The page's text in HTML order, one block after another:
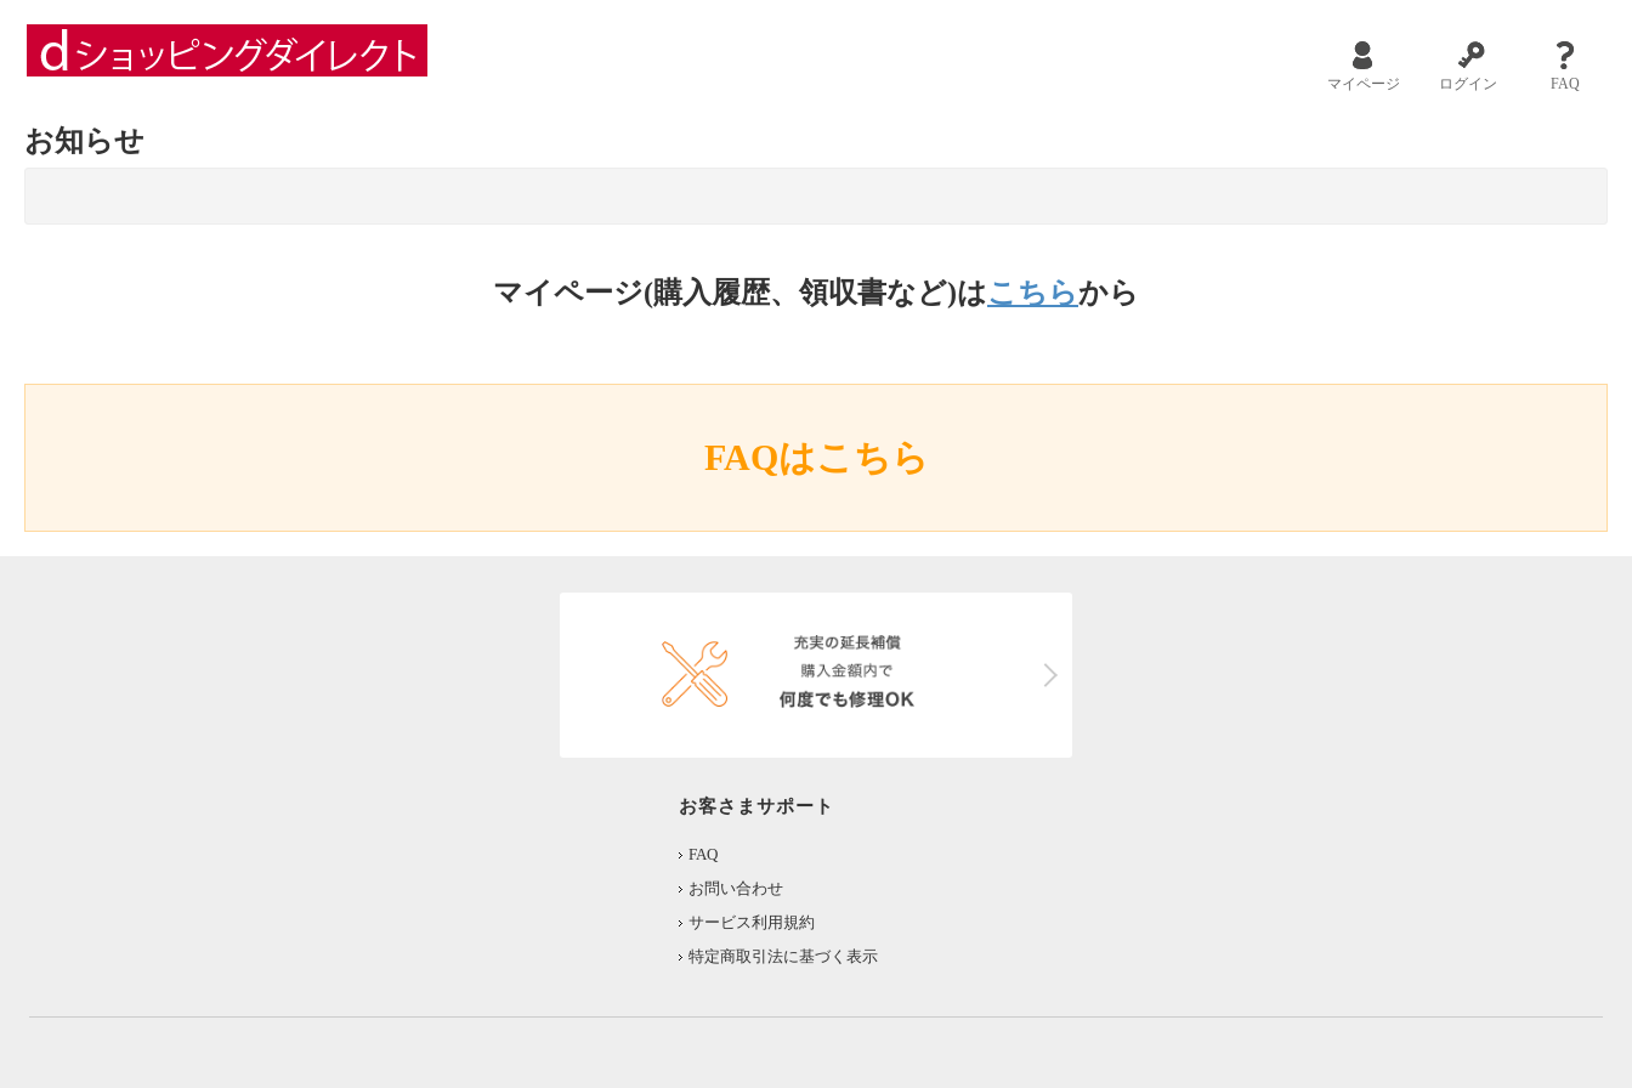
マイページ ログイン FAQ
お知らせ
マイページ(購入履歴、領収書など)はこちらから
FAQはこちら
お客さまサポート
FAQ
お問い合わせ
サービス利用規約
特定商取引法に基づく表示